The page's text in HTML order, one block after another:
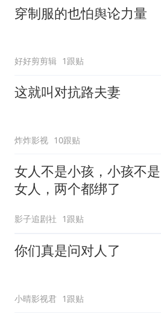
穿制服的也怕舆论力量
好好剪剪辑 1跟贴
这就叫对抗路夫妻
炸炸影视 10跟贴
女人不是小孩，小孩不是
女人，两个都绑了
影子追剧社 1跟贴
你们真是问对人了
小晴影视君 1跟贴